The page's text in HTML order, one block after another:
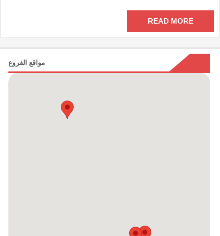
READ MORE
مواقع الفروع